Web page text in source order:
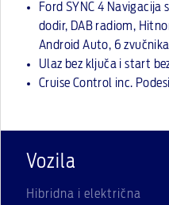
Ford SYNC 4
dodir, DAB radiom,
Android Auto, 6
Ulaz bez ključa i start
Cruise Control inc.
Vozila
Hibridna i električna